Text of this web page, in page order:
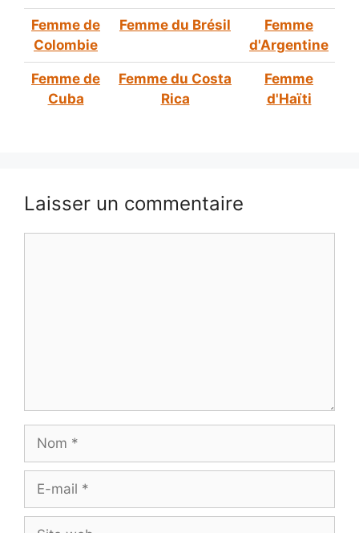
Femme de
Colombie
Femme du Brésil
Femme
d'Argentine
Femme de
Cuba
Femme du Costa
Rica
Femme
d'Haïti
Laisser un commentaire
mail